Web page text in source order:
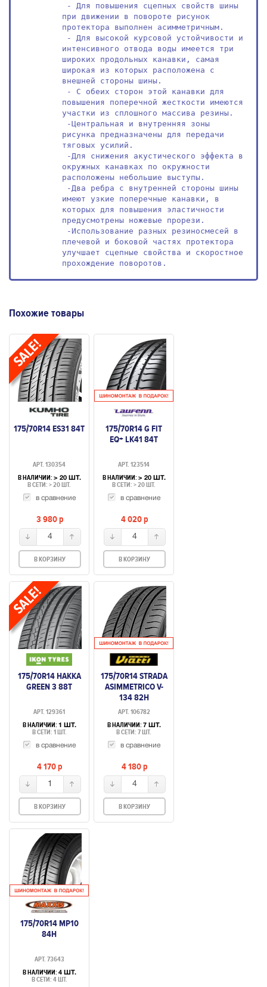
при движении в повороте рисунок
протектора выполнен асимметричным.
интенсивного отвода воды имеется три
широких продольных канавки, самая
широкая из которых расположена с
внешней стороны шины.
повышения поперечной жесткости имеются
участки из сплошного массива резины.
рисунка предназначены для передачи
тяговых усилий.
окружных канавках по окружности
расположены небольшие выступы.
имеют узкие поперечные канавки, в
которых для повышения эластичности
предусмотрены ножевые прорези.
плечевой и боковой частях протектора
улучшает сцепные свойства и скоростное
прохождение поворотов.
Похожие товары
175/70R14 ES31 84T
АРТ. 130354
В НАЛИЧИИ: > 20 ШТ.
В СЕТИ: > 20 ШТ.
в сравнение
3 980p
4
В КОРЗИНУ
175/70R14 G FIT
EQ+ LK41 84T
АРТ. 123514
В НАЛИЧИИ: > 20 ШТ.
В СЕТИ: > 20 ШТ.
в сравнение
4 020p
4
В КОРЗИНУ
175/70R14 HAKKA
GREEN 3 88T
АРТ. 129361
В НАЛИЧИИ: 1 ШТ.
В СЕТИ: 1 ШТ.
в сравнение
4 170p
1
В КОРЗИНУ
175/70R14 STRADA
ASIMMETRIСO V-
134 82H
АРТ. 106782
В НАЛИЧИИ: 7 ШТ.
В СЕТИ: 7 ШТ.
в сравнение
4 180p
4
В КОРЗИНУ
175/70R14 MP10
84H
АРТ. 73643
В НАЛИЧИИ: 4 ШТ.
В СЕТИ: 4 ШТ.